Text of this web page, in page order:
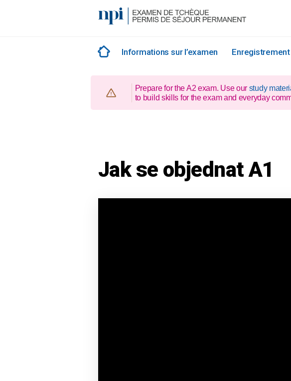
Informations sur l’examen
Prepare for the A2 exam. Use our study
to build skills for the exam and everyday
Jak se objednat A1